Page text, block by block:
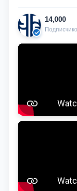
14,000